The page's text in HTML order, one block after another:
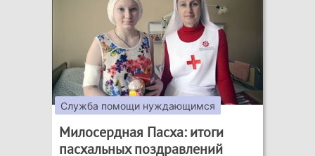
Служба помощи нуждающимся
Милосердная Пасха: итоги
пасхальных поздравлений